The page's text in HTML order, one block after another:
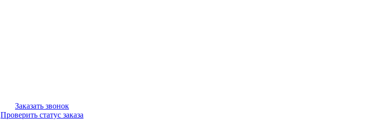
Заказать звонок
Проверить статус заказа